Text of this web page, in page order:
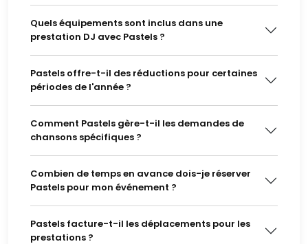
Quels équipements sont inclus dans une
prestation DJ avec Pastels ?
Pastels offre-t-il des réductions pour certaines
périodes de l'année ?
Comment Pastels gère-t-il les demandes de
chansons spécifiques ?
Combien de temps en avance dois-je réserver
Pastels pour mon événement ?
Pastels facture-t-il les déplacements pour les
prestations ?